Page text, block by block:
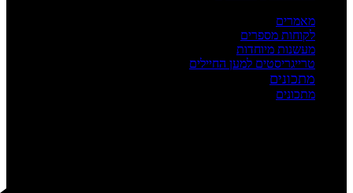
מאמרים
לקוחות מספרים
מעשנות מיוחדות
טרייגריסטים למען החיילים
מתכונים
מתכונים